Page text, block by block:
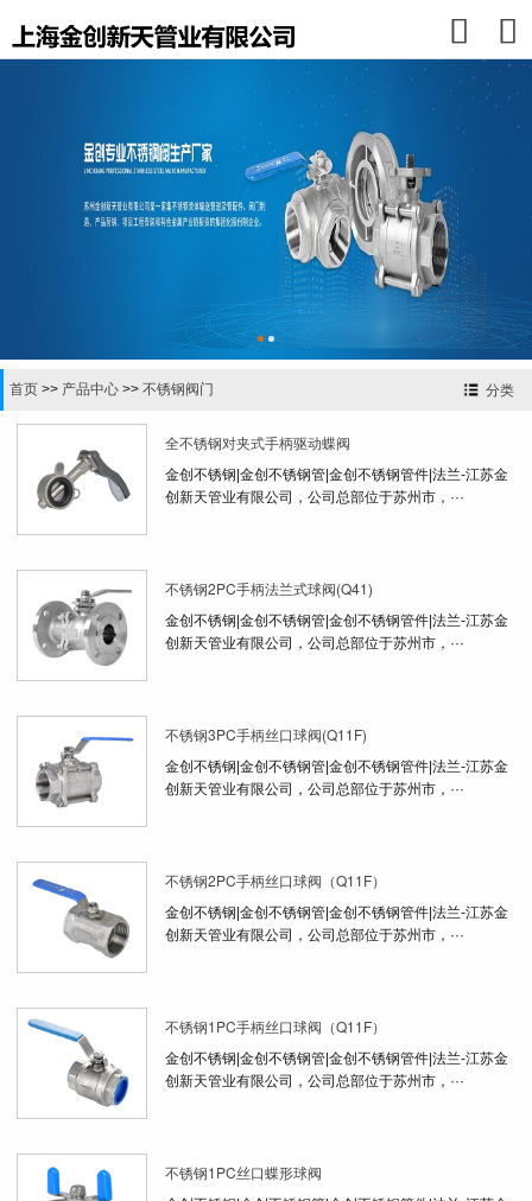


分类
首页 >> 产品中心 >> 不锈钢阀门
全不锈钢对夹式手柄驱动蝶阀
金创不锈钢|金创不锈钢管|金创不锈钢管件|法兰-江苏金
创新天管业有限公司，公司总部位于苏州市，···
不锈钢2PC手柄法兰式球阀(Q41)
金创不锈钢|金创不锈钢管|金创不锈钢管件|法兰-江苏金
创新天管业有限公司，公司总部位于苏州市，···
不锈钢3PC手柄丝口球阀(Q11F)
金创不锈钢|金创不锈钢管|金创不锈钢管件|法兰-江苏金
创新天管业有限公司，公司总部位于苏州市，···
不锈钢2PC手柄丝口球阀（Q11F）
金创不锈钢|金创不锈钢管|金创不锈钢管件|法兰-江苏金
创新天管业有限公司，公司总部位于苏州市，···
不锈钢1PC手柄丝口球阀（Q11F）
金创不锈钢|金创不锈钢管|金创不锈钢管件|法兰-江苏金
创新天管业有限公司，公司总部位于苏州市，···
不锈钢1PC丝口蝶形球阀